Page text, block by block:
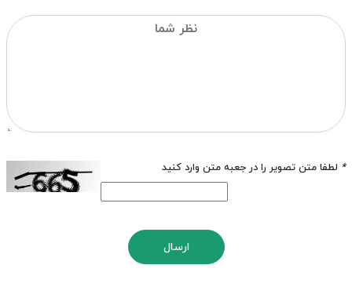
* لطفا متن تصویر را در جعبه متن وارد کنید
ارسال